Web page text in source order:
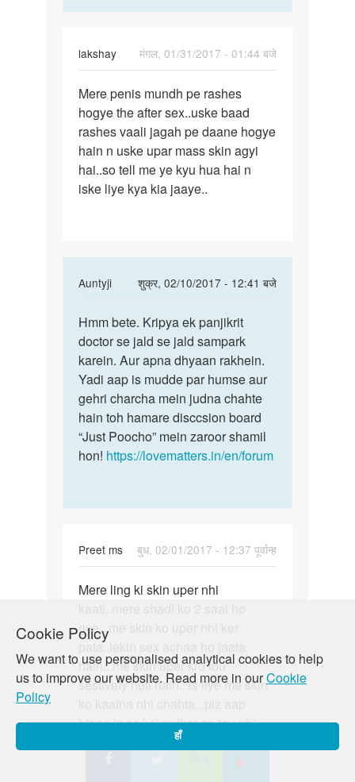
Cookie Policy
We want to use personalised analytical cookies to help
us to improve our website. Read more in ourCookie
Policy
हाँ
lakshay
मंगल, 01/31/2017 - 01:44 बजे
Mere
penis
mundh
pe
rashes
Mere penis mundh pe rashes
hogye the after sex..uske baad
rashes vaali jagah pe daane hogye
hain n uske upar mass skin agyi
hai..so tell me ye kyu hua hai n
iske liye kya kia jaaye..
Auntyji
शुक्र, 02/10/2017 - 12:41 बजे
In
to
Mere
penis
mundh
pe
rashes
by
lakshay
Hmm
bete.
Kripya
ek
panjikrit
Hmm bete. Kripya ek panjikrit
doctor se jald se jald sampark
karein. Aur apna dhyaan rakhein.
Yadi aap is mudde par humse aur
gehri charcha mein judna chahte
hain toh hamare disccsion board
“Just Poocho” mein zaroor shamil
hon! https://lovematters.in/en/forum
Preet ms
बुध, 02/01/2017 - 12:37 पूर्वान्ह
Mere
uper
nhi
Mere ling ki skin uper nhi
gye...me skin ko uper nhi ker
pata..lekin sex achaa ho jaata
hain...me skin uper kro tou
sestivety hoti hain...is liye me skin
btaae is se koi nulhsaan tou nhi